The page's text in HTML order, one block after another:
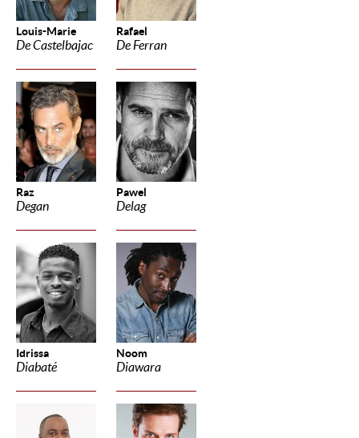
Louis-Marie
De Castelbajac
Rafael
De Ferran
Raz
Degan
Pawel
Delag
Idrissa
Diabaté
Noom
Diawara